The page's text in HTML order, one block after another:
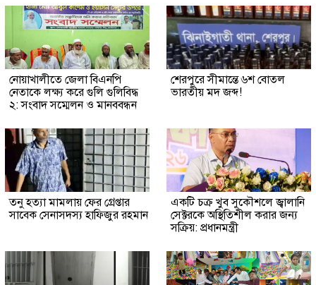
নোয়াখালীতে জেলা বিএনপি
নেতাকে লক্ষ্য করে গুলি গুলিবিদ্ধ
২: সংবাদ সম্মেলন ও মানববন্ধন
শেরপুরে সীমান্তে ৬শ বোতল
ভারতীয় মদ জব্দ!
তনু হত্যা মামলায় ফের গ্রেপ্তার
সাবেক সেনাসদস্য হাফিজুর রহমান
একটি চক্র খুব সুকৌশলে জ্বালানি
সেক্টরকে অস্থিতিশীল করার জন্য
সক্রিয়: প্রধানমন্ত্রী